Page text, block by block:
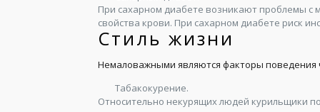
При сахарном диабете возникают проблемы
свойства крови. При сахарном диабете риск
Стиль жизни
Немаловажными являются факторы поведения
Табакокурение.
Относительно некурящих людей курильщики